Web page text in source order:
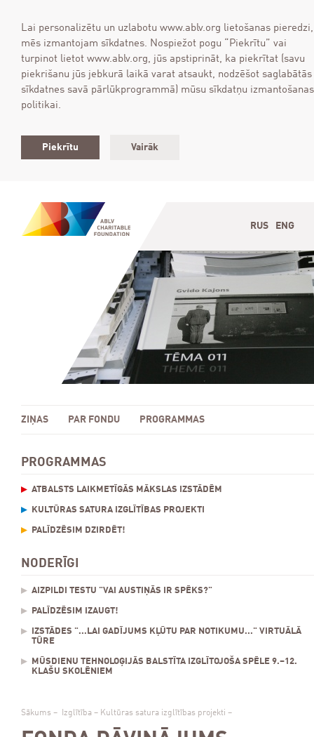
Lai personalizētu un uzlabotu www.ablv.org lietošanas pieredzi,
mēs izmantojam sīkdatnes. Nospiežot pogu “Piekrītu” vai
turpinot lietot www.ablv.org, jūs apstiprināt, ka piekrītat (savu
piekrišanu jūs jebkurā laikā varat atsaukt, nodzēšot saglabātās
sīkdatnes savā pārlūkprogrammā) mūsu sīkdatņu izmantošanas
politikai.
Piekrītu Vairāk
RUS ENG
ZIŅAS PAR FONDU PROGRAMMAS
PROGRAMMAS
ATBALSTS LAIKMETĪGĀS MĀKSLAS IZSTĀDĒM
KULTŪRAS SATURA IZGLĪTĪBAS PROJEKTI
PALĪDZĒSIM DZIRDĒT!
NODERĪGI
AIZPILDI TESTU "VAI AUSTIŅĀS IR SPĒKS?"
PALĪDZĒSIM IZAUGT!
IZSTĀDES "...LAI GADĪJUMS KĻŪTU PAR NOTIKUMU..." VIRTUĀLĀ
TŪRE
MŪSDIENU TEHNOLOĢIJĀS BALSTĪTA IZGLĪTOJOŠA SPĒLE 9.–12.
KLAŠU SKOLĒNIEM
Sākums – Izglītība – Kultūras satura izglītības projekti –